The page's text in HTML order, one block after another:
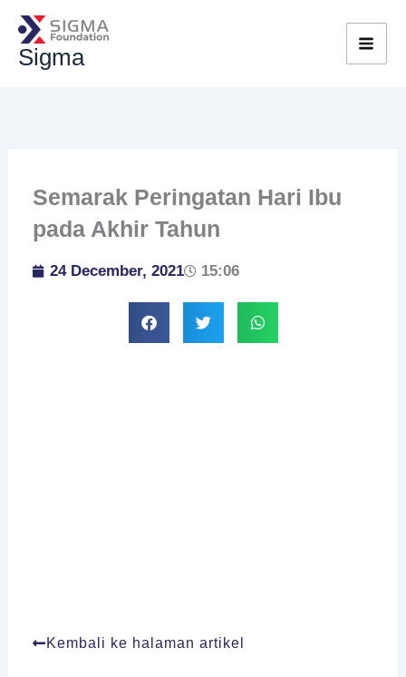
Skip
content
Sigma
Semarak Peringatan Hari Ibu
pada Akhir Tahun
24 December, 2021 15:06
Kembali ke halaman artikel